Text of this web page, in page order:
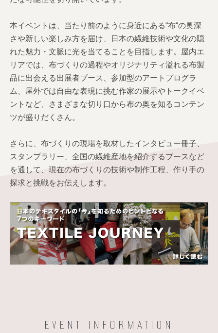
本イベントは、当たり前のように身近にある“布“の奥深
さや新しい楽しみ方を届け、日本の繊維技術や文化の隠
れた魅力・文脈に光を当てることを目指します。屋内エ
リアでは、布づくりの過程やオリジナリティ溢れる布製
品に出会える出展者ブース、参加型のアートプログラ
ム、屋外では自由な表現に挑む作家の展示やトークイベ
ントなど、さまざまな切り口から布の奥を知るコンテン
ツが盛りだくさん。
さらに、布づくりの現場を取材したインタビュー冊子、
スタンプラリー、全国の繊維産地を紹介するブースなど
を通して、現在の布づくりの技術や制作工程、作り手の
探求と挑戦をお伝えします。
EVENT INFORMATION